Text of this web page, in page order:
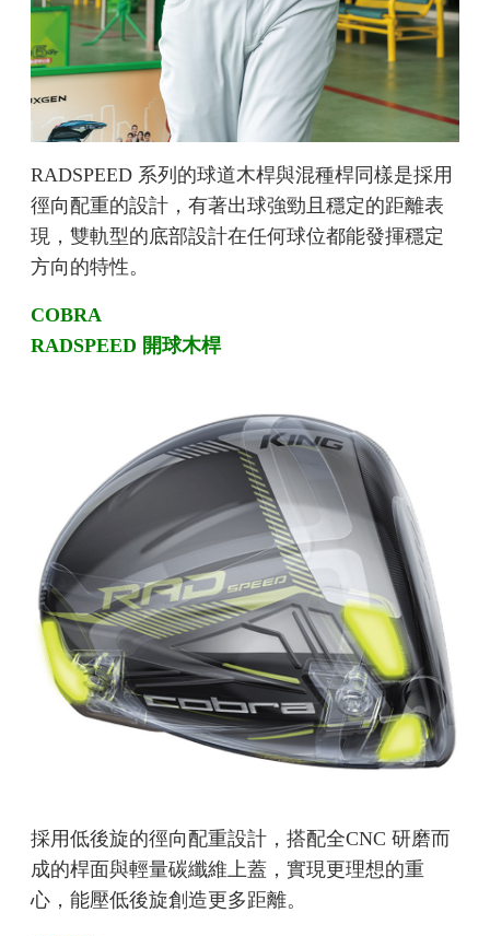
RADSPEED 系列的球道木桿與混種桿同樣是採用
徑向配重的設計，有著出球強勁且穩定的距離表
現，雙軌型的底部設計在任何球位都能發揮穩定
方向的特性。
COBRA
RADSPEED 開球木桿
採用低後旋的徑向配重設計，搭配全CNC 研磨而
成的桿面與輕量碳纖維上蓋，實現更理想的重
心，能壓低後旋創造更多距離。